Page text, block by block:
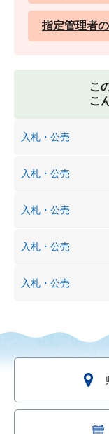
指定管理者
こ
こ
入札・公売
入札・公売
入札・公売
入札・公売
入札・公売